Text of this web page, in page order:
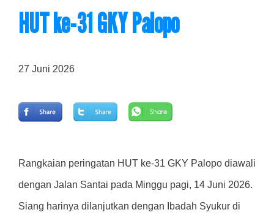
HUT ke-31 GKY Palopo
27 Juni 2026
Rangkaian peringatan HUT ke-31 GKY Palopo diawali
dengan Jalan Santai pada Minggu pagi, 14 Juni 2026.
Siang harinya dilanjutkan dengan Ibadah Syukur di